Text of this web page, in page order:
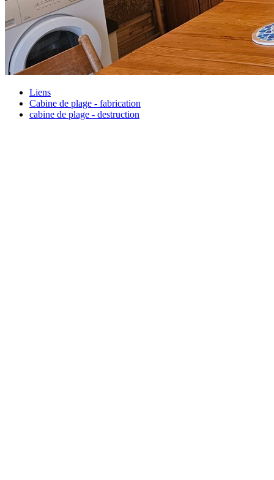
Liens
Cabine de plage - fabrication
cabine de plage - destruction